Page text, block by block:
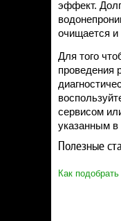
эффект.
очищается и
Для того
проведения
сервисом
указанным в
Полезные
Как